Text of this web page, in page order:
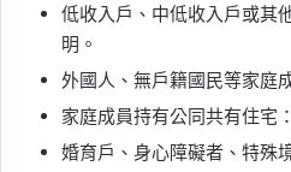
低收入戶、中低收入戶或其
明。
外國人、無戶籍國民等家庭
家庭成員持有公同共有住宅
婚育戶、身心障礙者、特殊